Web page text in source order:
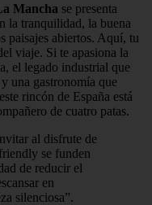
Mancha se presenta
la tranquilidad, la buena
paisajes abiertos. Aquí, tu
viaje. Si te apasiona la
el legado industrial que
una gastronomía que
rincón de España está
de cuatro patas.
al disfrute de
se funden
de reducir el
en
silenciosa”.